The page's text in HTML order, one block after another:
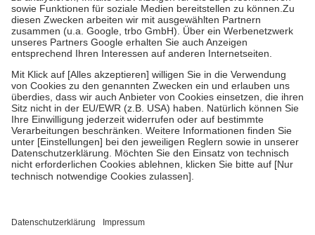
Kosten der Leistung zu entrichten.
Diese Regeln gelten grundsätzlich auch für Online-Apotheken.
Bei Heilmitteln und häuslicher Krankenpflege beträgt die
Zuzahlung zehn Prozent der Kosten sowie zehn Euro je
Um das Engagement der Versicherten für ihre eigene Gesundheit zu
stärken und die besondere Stellung der Familie zu unterstützen,
fallenkeine Zuzahlungen an bei:
• Kindern und Jugendlichen bis zum vollendeten 18. Lebensjahr
mit Ausnahme der Fahrkosten
• Untersuchungen zur Vorsorge und Früherkennung, die von der
GKV getragen werden
• empfohlenen Schutzimpfungen
Wir nutzen Trusted Shops als unabhängigen Dienstleister für die